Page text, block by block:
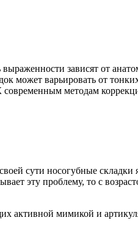
зависят от
может варьировать от
современным методам
сути носогубные складки
эту проблему, то с
активной мимикой и